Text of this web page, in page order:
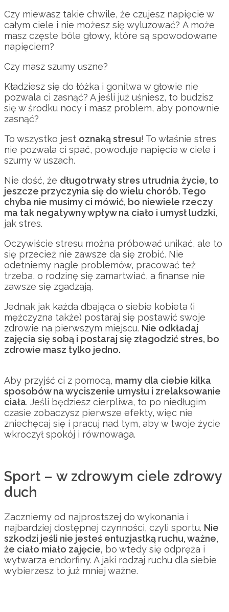
Czy miewasz takie chwile, że czujesz napięcie w
całym ciele i nie możesz się wyluzować? A może
masz częste bóle głowy, które są spowodowane
napięciem?
Czy masz szumy uszne?
Kładziesz się do łóżka i gonitwa w głowie nie
pozwala ci zasnąć? A jeśli już uśniesz, to budzisz
się w środku nocy i masz problem, aby ponownie
zasnąć?
To wszystko jest oznaką stresu! To właśnie stres
nie pozwala ci spać, powoduje napięcie w ciele i
szumy w uszach.
Nie dość, że długotrwały stres utrudnia życie, to
jeszcze przyczynia się do wielu chorób. Tego
chyba nie musimy ci mówić, bo niewiele rzeczy
ma tak negatywny wpływ na ciało i umysł ludzki,
jak stres.
Oczywiście stresu można próbować unikać, ale to
się przecież nie zawsze da się zrobić. Nie
odetniemy nagle problemów, pracować też
trzeba, o rodzinę się zamartwiać, a finanse nie
zawsze się zgadzają.
Jednak jak każda dbająca o siebie kobieta (i
mężczyzna także) postaraj się postawić swoje
zdrowie na pierwszym miejscu. Nie odkładaj
zajęcia się sobą i postaraj się złagodzić stres, bo
zdrowie masz tylko jedno.
Aby przyjść ci z pomocą, mamy dla ciebie kilka
sposobów na wyciszenie umysłu i zrelaksowanie
ciała. Jeśli będziesz cierpliwa, to po niedługim
czasie zobaczysz pierwsze efekty, więc nie
zniechęcaj się i pracuj nad tym, aby w twoje życie
wkroczył spokój i równowaga.
Sport – w zdrowym ciele zdrowy
duch
Zaczniemy od najprostszej do wykonania i
najbardziej dostępnej czynności, czyli sportu. Nie
szkodzi jeśli nie jesteś entuzjastką ruchu, ważne,
że ciało miało zajęcie, bo wtedy się odpręża i
wytwarza endorfiny. A jaki rodzaj ruchu dla siebie
wybierzesz to już mniej ważne.